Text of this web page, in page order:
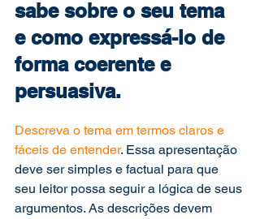
sabe sobre o seu tema
e como expressá-lo de
forma coerente e
persuasiva.
Descreva o tema em termos claros e
fáceis de entender. Essa apresentação
deve ser simples e factual para que
seu leitor possa seguir a lógica de seus
argumentos. As descrições devem